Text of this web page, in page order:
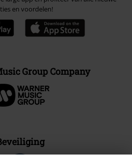
en voordelen!
Group Company